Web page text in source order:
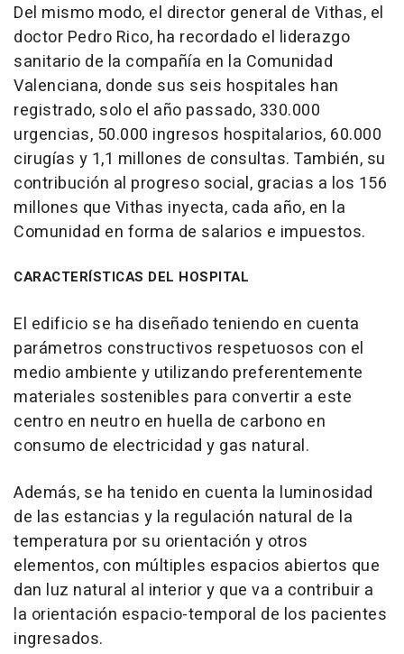
Del mismo modo, el director general de Vithas, el
doctor Pedro Rico, ha recordado el liderazgo
sanitario de la compañía en la Comunidad
Valenciana, donde sus seis hospitales han
registrado, solo el año passado, 330.000
urgencias, 50.000 ingresos hospitalarios, 60.000
cirugías y 1,1 millones de consultas. También, su
contribución al progreso social, gracias a los 156
millones que Vithas inyecta, cada año, en la
Comunidad en forma de salarios e impuestos.
CARACTERÍSTICAS DEL HOSPITAL
El edificio se ha diseñado teniendo en cuenta
parámetros constructivos respetuosos con el
medio ambiente y utilizando preferentemente
materiales sostenibles para convertir a este
centro en neutro en huella de carbono en
consumo de electricidad y gas natural.
Además, se ha tenido en cuenta la luminosidad
de las estancias y la regulación natural de la
temperatura por su orientación y otros
elementos, con múltiples espacios abiertos que
dan luz natural al interior y que va a contribuir a
la orientación espacio-temporal de los pacientes
ingresados.